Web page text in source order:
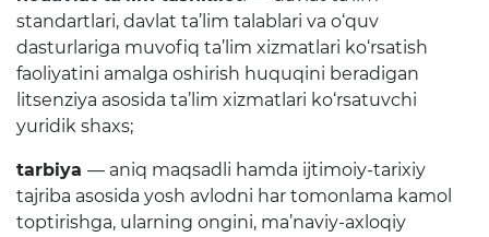
Matbuot anjumanlari
Konferensiyalar
Tanlovlar
Akkreditatsiya
standartlari, davlat ta’lim talablari va o‘quv
dasturlariga muvofiq ta’lim xizmatlari ko‘rsatish
faoliyatini amalga oshirish huquqini beradigan
litsenziya asosida ta’lim xizmatlari ko‘rsatuvchi
yuridik shaxs;
tarbiya — aniq maqsadli hamda ijtimoiy-tarixiy
tajriba asosida yosh avlodni har tomonlama kamol
toptirishga, ularning ongini, ma’naviy-axloqiy